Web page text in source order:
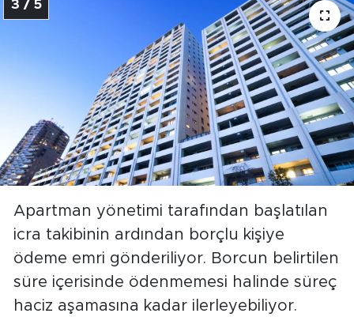
3 / 5
Apartman yönetimi tarafından başlatılan
icra takibinin ardından borçlu kişiye
ödeme emri gönderiliyor. Borcun belirtilen
süre içerisinde ödenmemesi halinde süreç
haciz aşamasına kadar ilerleyebiliyor.